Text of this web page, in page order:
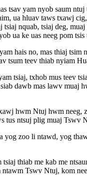
tsav yam nyob saum
ua hluav taws txawj
nquab, tsiaj deg,
ua ke uas neeg pom
hais no, mas thiaj
tsum teev thiab nyiam
tsiaj, txhob mus
dawb mas lawv
hwm Ntuj hwm
tus ntsuj plig muaj Tswv
zoo li ntawd, yog
thiab me kab me
Tswv Ntuj, kom